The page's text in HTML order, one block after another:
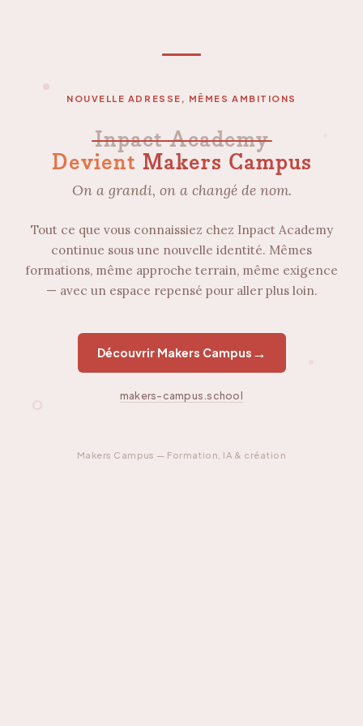
NOUVELLE ADRESSE, MÊMES AMBITIONS
Inpact Academy
Devient Makers Campus
On a grandi, on a changé de nom.
Tout ce que vous connaissiez chez Inpact Academy
continue sous une nouvelle identité. Mêmes
formations, même approche terrain, même exigence
— avec un espace repensé pour aller plus loin.
Découvrir Makers Campus →
makers-campus.school
Makers Campus — Formation, IA & création